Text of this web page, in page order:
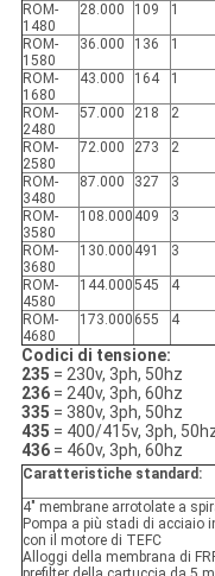
ROM-
1480
28.000 109 1
ROM-
1580
36.000 136 1
ROM-
1680
43.000 164 1
ROM-
2480
57.000 218 2
ROM-
2580
72.000 273 2
ROM-
3480
87.000 327 3
ROM-
3580
108.000 409 3
ROM-
3680
130.000 491 3
ROM-
4580
144.000545 4
ROM-
4680
173.000 655 4
Codici di tensione:
235 = 230v, 3ph, 50hz
236= 240v, 3ph, 60hz
335 = 380v, 3ph, 50hz
435 = 400/415v, 3ph,
436= 460v, 3ph, 60hz
Caratteristiche standard:
4" membrane arrotolate a
Pompa a più stadi di acciaio
con il motore di TEFC
Alloggi della membrana di